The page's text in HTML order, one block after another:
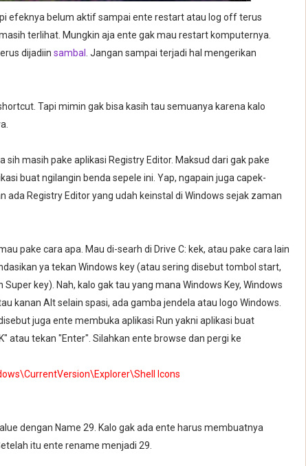
efeknya belum aktif sampai ente restart atau log off terus
terlihat. Mungkin aja ente gak mau restart komputernya.
dijadiin sambal
. Jangan sampai terjadi hal mengerikan
Tapi mimin gak bisa kasih tau semuanya karena kalo
masih pake aplikasi Registry Editor. Maksud dari gak pake
buat ngilangin benda sepele ini. Yap, ngapain juga capek-
Registry Editor yang udah keinstal di Windows sejak zaman
pake cara apa. Mau di-searh di Drive C: kek, atau pake cara lain
ya tekan Windows key (atau sering disebut tombol start,
key). Nah, kalo gak tau yang mana Windows Key, Windows
kanan Alt selain spasi, ada gamba jendela atau logo Windows.
juga ente membuka aplikasi Run yakni aplikasi buat
atau tekan "Enter". Silahkan ente browse dan pergi ke
Icons
dengan Name 29. Kalo gak ada ente harus membuatnya
itu ente rename menjadi 29.